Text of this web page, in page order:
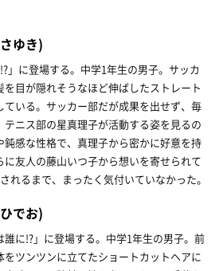
ゆき)
」に登場する。中学1年生の男子。サッカ
目が隠れそうなほど伸ばしたストレート
いる。サッカー部だが成果を出せず、毎
テニス部の星真理子が活動する姿を見るの
感な性格で、真理子から密かに好意を持
友人の藤山いつ子から想いを寄せられて
れるまで、まったく気付いていなかった。
でお)
誰に!?」に登場する。中学1年生の男子。前
ツンツンに立てたショートカットヘアに